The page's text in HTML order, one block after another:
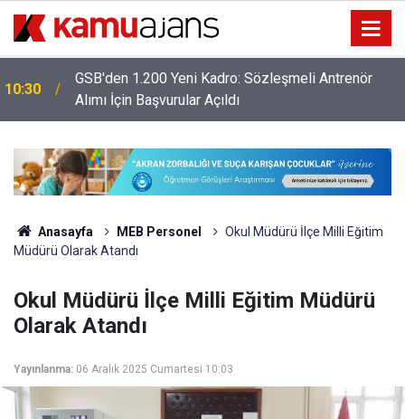
08:00
Bursa Uludağ Üniversitesi 109 Sözleşmeli
Personel Alacak: Başvurular Başladı!
Anasayfa MEB Personel
Okul Müdürü İlçe Milli Eğitim
Müdürü Olarak Atandı
Okul Müdürü İlçe Milli Eğitim Müdürü
Olarak Atandı
Yayınlanma: 06 Aralık 2025 Cumartesi 10:03